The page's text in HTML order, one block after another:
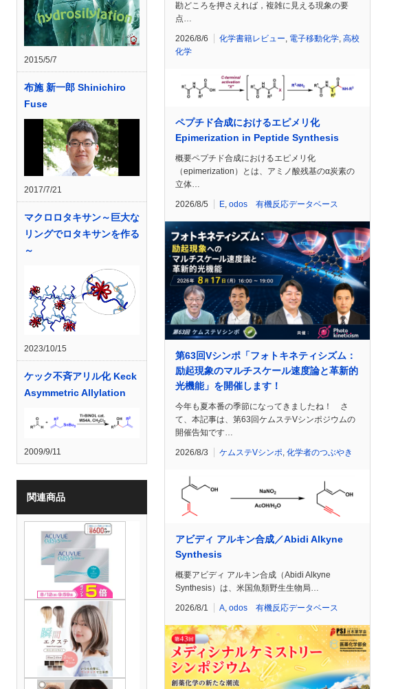
2015/5/7
布施 新一郎 Shinichiro
Fuse
2017/7/21
マクロロタキサン～巨大な
リングでロタキサンを作る
～
2023/10/15
ケック不斉アリル化 Keck
Asymmetric Allylation
2009/9/11
関連商品
勘どころを押さえれば，複雑に見える現象の要
点…
2026/8/6 化学書籍レビュー, 電子移動化学, 高校
化学
ペプチド合成におけるエピメリ化
Epimerization in Peptide Synthesis
概要ペプチド合成におけるエピメリ化
（epimerization）とは、アミノ酸残基のα炭素の
立体…
2026/8/5 E, odos 有機反応データベース
第63回Vシンポ「フォトキネティシズム：
励起現象のマルチスケール速度論と革新的
光機能」を開催します！
今年も夏本番の季節になってきましたね！ さ
て、本記事は、第63回ケムステVシンポジウムの
開催告知です…
2026/8/3 ケムステVシンポ 化学者のつぶやき
アビディ アルキン合成／Abidi Alkyne
Synthesis
概要アビディ アルキン合成（Abidi Alkyne
Synthesis）は、米国魚類野生生物局…
2026/8/1 A odos 有機反応データベース